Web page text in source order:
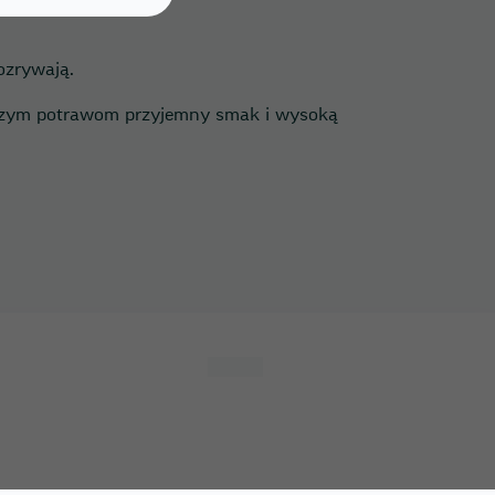
potrawom przyjemny smak i wysoką